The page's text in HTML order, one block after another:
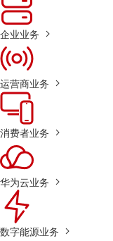
企业业务
运营商业务
消费者业务
华为云业务
数字能源业务